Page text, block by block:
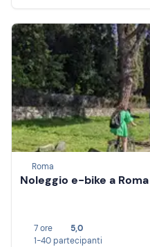
Roma
Noleggio e-bike a
7 ore
5,0
1-40 partecipanti